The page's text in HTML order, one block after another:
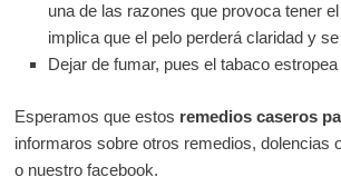
una de las razones que provoca tener
implica que el pelo perderá claridad y
Dejar de fumar, pues el tabaco
Esperamos que estos remedios caseros
informaros sobre otros remedios,
o nuestro facebook.